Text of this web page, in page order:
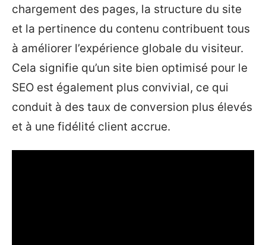
chargement des pages, la structure du site
et la pertinence du contenu contribuent tous
à améliorer l’expérience globale du visiteur.
Cela signifie qu’un site bien optimisé pour le
SEO est également plus convivial, ce qui
conduit à des taux de conversion plus élevés
et à une fidélité client accrue.